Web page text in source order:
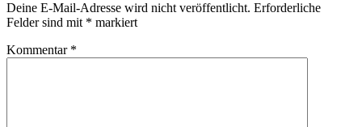
Deine E-Mail-Adresse wird nicht veröffentlicht. Erforderliche
Felder sind mit * markiert
Kommentar *